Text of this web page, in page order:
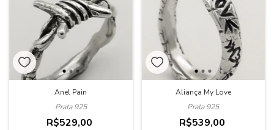
Anel Pain
Prata 925
R$529,00
Aliança My Love
Prata 925
R$539,00